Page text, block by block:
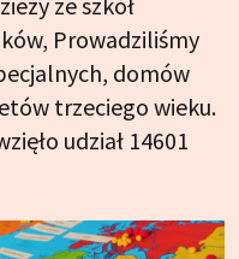
Prowadziliśmy
domów
trzeciego wieku.
udział 14601